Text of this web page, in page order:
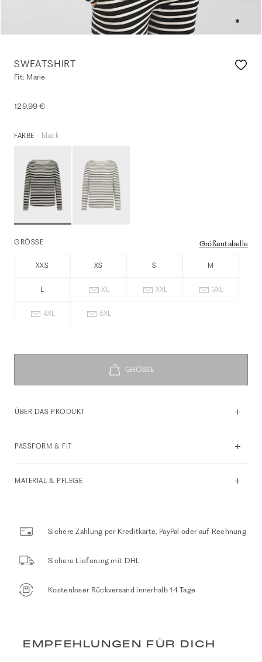
SWEATSHIRT
Fit: Marie
129,99 €
FARBE - black
GRÖSSE Größentabelle
XXS XS S M
L XL XXL 3XL
4XL 5XL
ÜBER DAS PRODUKT
PASSFORM & FIT
MATERIAL & PFLEGE
Sichere Zahlung per Kreditkarte, PayPal oder auf Rechnung
Sichere Lieferung mit DHL
Kostenloser Rückversand innerhalb 14 Tage
EMPFEHLUNGEN FÜR DICH